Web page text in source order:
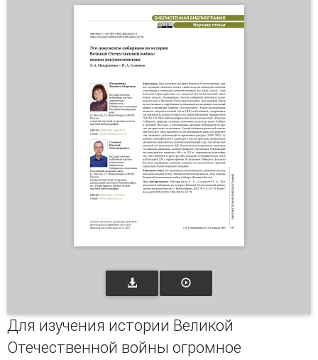
Для изучения истории Великой
Отечественной войны огромное